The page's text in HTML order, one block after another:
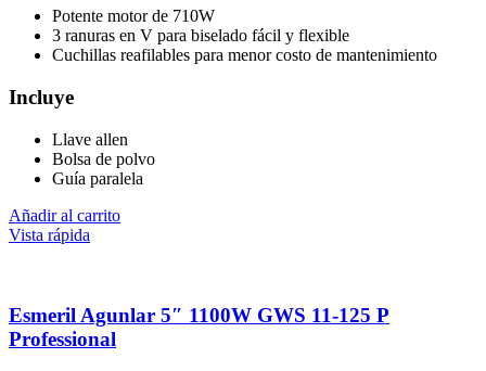
Potente motor de 710W
3 ranuras en V para biselado fácil y flexible
Cuchillas reafilables para menor costo de mantenimiento
Incluye
Llave allen
Bolsa de polvo
Guía paralela
Añadir al carrito
Vista rápida
Esmeril Agunlar 5″ 1100W GWS 11-125 P
Professional